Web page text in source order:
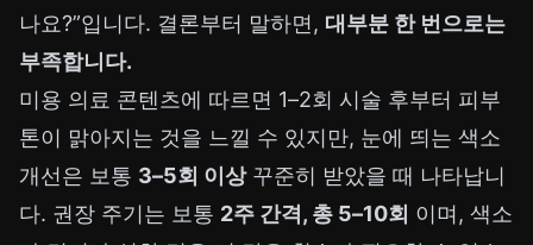
나요?”입니다. 결론부터 말하면, 대부분 한 번으로는
부족합니다.
미용 의료 콘텐츠에 따르면 1–2회 시술 후부터 피부
톤이 맑아지는 것을 느낄 수 있지만, 눈에 띄는 색소
개선은 보통 3–5회 이상꾸준히 받았을 때 나타납니
다. 권장 주기는 보통 2주 간격, 총 5–10회 이며, 색소